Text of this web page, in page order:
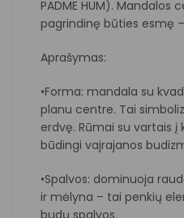
PADME HUM). Mandalos
pagrindinę būties esmę
Aprašymas:
•Forma: mandala su
planu centre. Tai
erdvę. Rūmai su vartais
būdingi vajrajanos
•Spalvos: dominuoja
ir mėlyna – tai penkių
budų spalvos.